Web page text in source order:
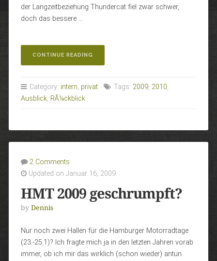
der Langzeitbeziehung Thundercat fiel zwar schwer,
doch das bessere …
CONTINUE READING
Category: intern, privat Tags: 2009, 2010,
Ausblick, RÃ¼ckblick
2 Comments
Updated on Januar 16, 2009
HMT 2009 geschrumpft?
by Dennis
Nur noch zwei Hallen für die Hamburger Motorradtage
(23.-25.1)? Ich fragte mich ja in den letzten Jahren vorab
immer, ob ich mir das wirklich (schon wieder) antun